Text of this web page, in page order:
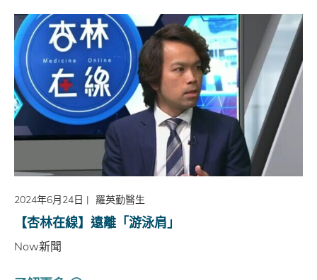
2024年6月24日 | 羅英勤醫生
【杏林在線】遠離「游泳肩」
Now新聞